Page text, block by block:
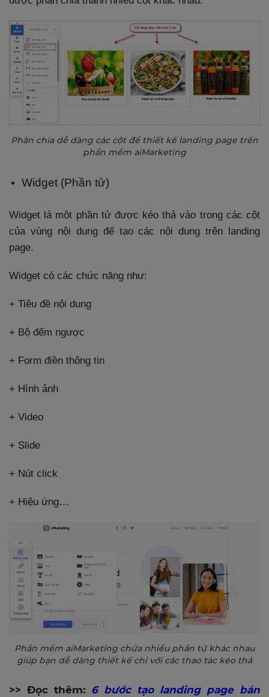
Phân chia dễ dàng các cột để thiết kế landing page trên
phần mềm aiMarketing
Widget (Phần tử)
Widget là một phần tử được kéo thả vào trong các cột
của vùng nội dung để tạo các nội dung trên landing
page.
Widget có các chức năng như:
+ Tiêu đề nội dung
+ Bộ đếm ngược
+ Form điền thông tin
+ Hình ảnh
+ Video
+ Slide
+ Nút click
+ Hiệu ứng…
Phần mềm aiMarketing chứa nhiều phần tử khác nhau
giúp bạn dễ dàng thiết kế chỉ với các thao tác kéo thả
>> Đọc thêm: 6 bước tạo landing page bán